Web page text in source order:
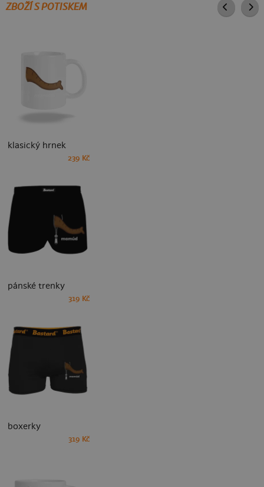
ZBOŽÍ S POTISKEM
klasický hrnek
239 Kč
pánské trenky
319 Kč
boxerky
319 Kč